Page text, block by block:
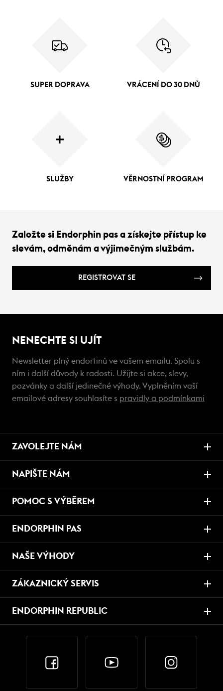
SUPER DOPRAVA VRÁCENÍ DO 30 DNŮ
SLUŽBY VĚRNOSTNÍ PROGRAM
Založte si Endorphin pas a získejte přístup ke
slevám, odměnám a výjimečným službám.
REGISTROVAT SE
NENECHTE SI UJÍT
Newsletter plný endorfinů ve vašem emailu. Spolu s
ním i další důvody k radosti. Užijte si akce, slevy,
pozvánky a další jedinečné výhody. Vyplněním vaší
emailové adresy souhlasíte s pravidly a podmínkami
ZAVOLEJTE NÁM
NAPIŠTE NÁM
POMOC S VÝBĚREM
ENDORPHIN PAS
NAŠE VÝHODY
ZÁKAZNICKÝ SERVIS
ENDORPHIN REPUBLIC